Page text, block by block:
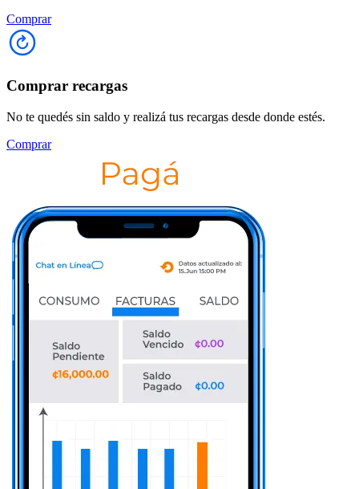
Comprar
Comprar recargas
No te quedés sin saldo y realizá tus recargas desde donde estés.
Comprar